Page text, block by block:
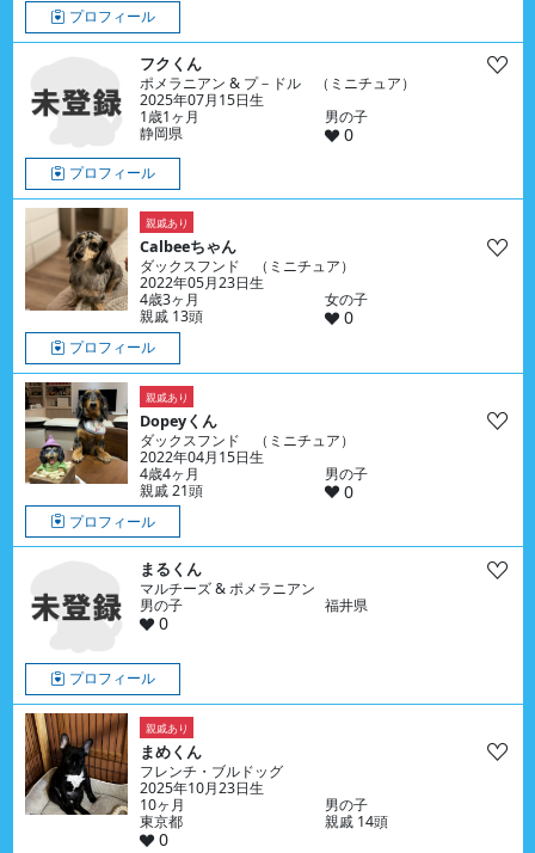
プロフィール
フクくん
ポメラニアン & プ－ドル （ミニチュア）
2025年07月15日生
1歳1ヶ月
男の子
静岡県
0
プロフィール
親戚あり
Calbeeちゃん
ダックスフンド （ミニチュア）
2022年05月23日生
4歳3ヶ月
女の子
親戚 13頭
0
プロフィール
親戚あり
Dopeyくん
ダックスフンド （ミニチュア）
2022年04月15日生
4歳4ヶ月
男の子
親戚 21頭
0
プロフィール
まるくん
マルチーズ & ポメラニアン
男の子
福井県
0
プロフィール
親戚あり
まめくん
フレンチ・ブルドッグ
2025年10月23日生
10ヶ月
男の子
東京都
親戚 14頭
0